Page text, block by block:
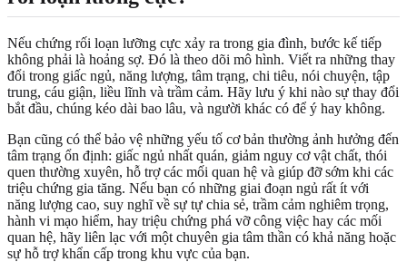
Nếu chứng rối loạn lưỡng cực xảy ra trong gia đình, bước kế tiếp
không phải là hoảng sợ. Đó là theo dõi mô hình. Viết ra những thay
đổi trong giấc ngủ, năng lượng, tâm trạng, chi tiêu, nói chuyện, tập
trung, cáu giận, liều lĩnh và trầm cảm. Hãy lưu ý khi nào sự thay đổi
bắt đầu, chúng kéo dài bao lâu, và người khác có để ý hay không.
Bạn cũng có thể bảo vệ những yếu tố cơ bản thường ảnh hưởng đến
tâm trạng ổn định: giấc ngủ nhất quán, giảm nguy cơ vật chất, thói
quen thường xuyên, hỗ trợ các mối quan hệ và giúp đỡ sớm khi các
triệu chứng gia tăng. Nếu bạn có những giai đoạn ngủ rất ít với
năng lượng cao, suy nghĩ về sự tự chia sẻ, trầm cảm nghiêm trọng,
hành vi mạo hiểm, hay triệu chứng phá vỡ công việc hay các mối
quan hệ, hãy liên lạc với một chuyên gia tâm thần có khả năng hoặc
sự hỗ trợ khẩn cấp trong khu vực của bạn.